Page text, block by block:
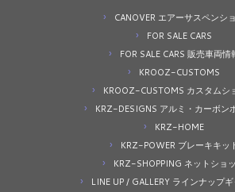
CANOVER エアーサスペンシ
FOR SALE CARS
FOR SALE CARS 販売車両情
KROOZ-CUSTOMS
KROOZ-CUSTOMS カスタムシ
KRZ-DESIGNS アルミ・カーボン
KRZ-HOME
KRZ-POWER ブレーキキッ
KRZ-SHOPPING ネットショ
LINE UP / GALLERY ラインナップ